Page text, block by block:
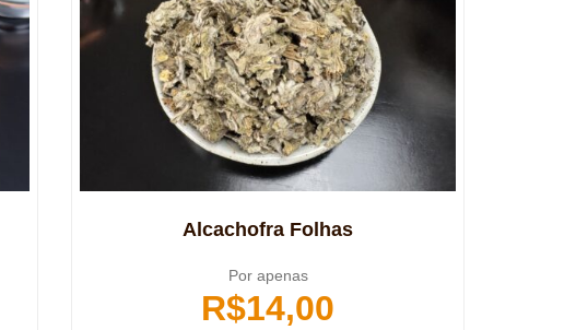
Alcachofra Folhas
Por apenas
R$14,00